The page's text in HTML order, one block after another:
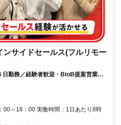
ンサイドセールス(フルリモー
日勤務／経験者歓迎・BtoB提案営業で
00～18：00 実働時間：1日あたり8時